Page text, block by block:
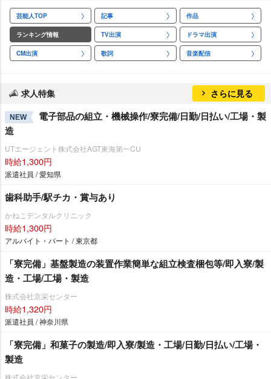
芸能人TOP 記事 作品
ランキング情報 TV出演 ドラマ出演
CM出演 歌詞 音楽配信
求人特集 さらに見る
NEW
電子部品の組立・機械操作/寮完備/日勤/日払い/工場・製
造
UTエージェント株式会社AGT東海第一CU
時給1,300円
派遣社員 / 愛知県
歯科助手/駅チカ・賞与あり
かねこデンタルクリニック
時給1,300円
アルバイト・パート / 東京都
「寮完備」基盤製造の装置作業簡単な組立検査梱包等/即入寮/製
造・工場/工場・製造
株式会社京栄センター
時給1,320円
派遣社員 / 神奈川県
「寮完備」和菓子の製造/即入寮/製造・工場/日勤/日払い/工場・
製造
株式会社京栄センター